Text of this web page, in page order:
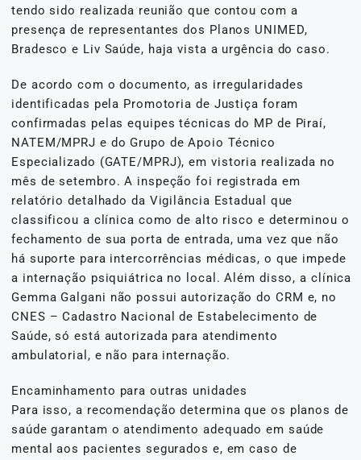
tendo sido realizada reunião que contou com a
presença de representantes dos Planos UNIMED,
Bradesco e Liv Saúde, haja vista a urgência do caso.
De acordo com o documento, as irregularidades
identificadas pela Promotoria de Justiça foram
confirmadas pelas equipes técnicas do MP de Piraí,
NATEM/MPRJ e do Grupo de Apoio Técnico
Especializado (GATE/MPRJ), em vistoria realizada no
mês de setembro. A inspeção foi registrada em
relatório detalhado da Vigilância Estadual que
classificou a clínica como de alto risco e determinou o
fechamento de sua porta de entrada, uma vez que não
há suporte para intercorrências médicas, o que impede
a internação psiquiátrica no local. Além disso, a clínica
Gemma Galgani não possui autorização do CRM e, no
CNES – Cadastro Nacional de Estabelecimento de
Saúde, só está autorizada para atendimento
ambulatorial, e não para internação.
Encaminhamento para outras unidades
Para isso, a recomendação determina que os planos de
saúde garantam o atendimento adequado em saúde
mental aos pacientes segurados e, em caso de